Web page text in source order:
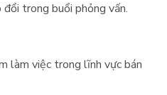
trong buổi phỏng vấn.
làm việc trong lĩnh vực bán